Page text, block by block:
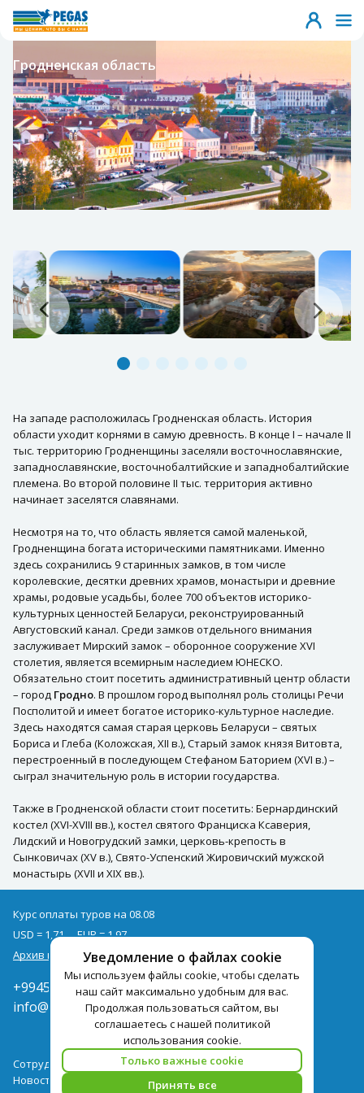
Гродненская область
На западе расположилась Гродненская область. История
области уходит корнями в самую древность. В конце I – начале II
тыс. территорию Гродненщины заселяли восточнославянские,
западнославянские, восточнобалтийские и западнобалтийские
племена. Во второй половине II тыс. территория активно
начинает заселятся славянами.
Несмотря на то, что область является самой маленькой,
Гродненщина богата историческими памятниками. Именно
здесь сохранились 9 старинных замков, в том числе
королевские, десятки древних храмов, монастыри и древние
храмы, родовые усадьбы, более 700 объектов историко-
культурных ценностей Беларуси, реконструированный
Августовский канал. Среди замков отдельного внимания
заслуживает Мирский замок – оборонное сооружение XVI
столетия, является всемирным наследием ЮНЕСКО.
Обязательно стоит посетить административный центр области
– город Гродно. В прошлом город выполнял роль столицы Речи
Посполитой и имеет богатое историко-культурное наследие.
Здесь находятся самая старая церковь Беларуси – святых
Бориса и Глеба (Коложская, XII в.), Старый замок князя Витовта,
перестроенный в последующем Стефаном Баторием (XVI в.) –
сыграл значительную роль в истории государства.
Также в Гродненской области стоит посетить: Бернардинский
костел (XVI-XVIII вв.), костел святого Франциска Ксаверия,
Лидский и Новогрудский замки, церковь-крепость в
Сынковичах (XV в.), Свято-Успенский Жировичский мужской
монастырь (XVII и XIX вв.).
Уведомление о файлах cookie
Мы используем файлы cookie, чтобы сделать
наш сайт максимально удобным для вас.
Продолжая пользоваться сайтом, вы
соглашаетесь с нашей политикой
использования cookie.
Только важные cookie
Принять все
Курс оплаты туров на 08.08
USD = 1,71
EUR = 1,97
Архив курсов
+994502285435
info@pegast.az
Сотрудничество
Новости